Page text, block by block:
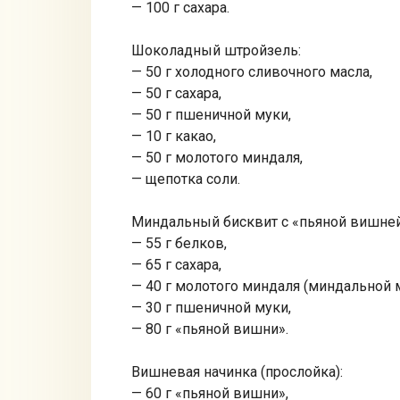
— 100 г сахара.
Шоколадный штройзель:
— 50 г холодного сливочного масла,
— 50 г сахара,
— 50 г пшеничной муки,
— 10 г какао,
— 50 г молотого миндаля,
— щепотка соли.
Миндальный бисквит с «пьяной
— 55 г белков,
— 65 г сахара,
— 40 г молотого миндаля (миндальной
— 30 г пшеничной муки,
— 80 г «пьяной вишни».
Вишневая начинка (прослойка):
— 60 г «пьяной вишни»,